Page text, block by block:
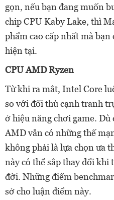
gọn, nếu bạn đang muốn
chip CPU Kaby Lake, thì
phẩm cao cấp nhất mà
hiện tại.
CPU AMD Ryzen
Từ khi ra mắt, Intel Core
so với đối thủ cạnh tranh
ở hiệu năng chơi game.
AMD vẫn có những thế
không phải là lựa chọn ưa
này có thể sắp thay đổi khi
đời. Những điểm
sở cho luận điểm này.